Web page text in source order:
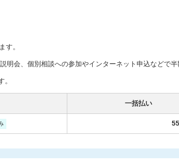
す。
会、個別相談への参加やインターネット申込などで半
一括払い